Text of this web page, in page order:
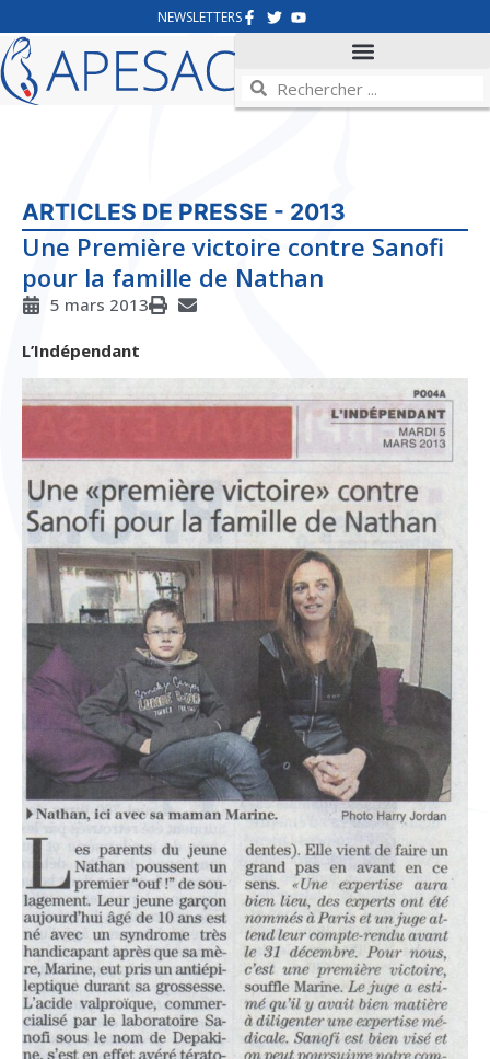
NEWSLETTERS
ARTICLES DE PRESSE - 2013
Une Première victoire contre Sanofi
pour la famille de Nathan
5 mars 2013
L’Indépendant